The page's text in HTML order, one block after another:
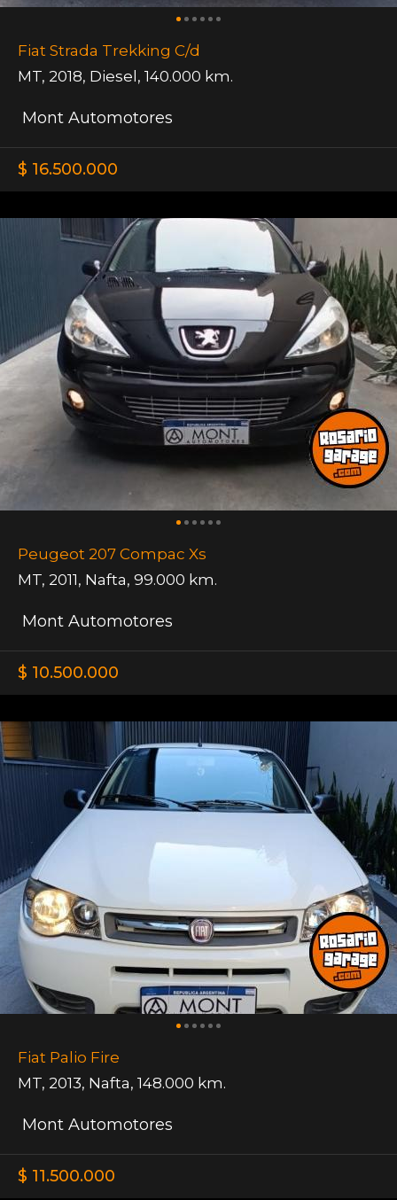
Fiat Strada Trekking C/d
MT, 2018, Diesel, 140.000 km.
Mont Automotores
$ 16.500.000
Peugeot 207 Compac Xs
MT, 2011, Nafta, 99.000 km.
Mont Automotores
$ 10.500.000
Fiat Palio Fire
MT, 2013, Nafta, 148.000 km.
Mont Automotores
$ 11.500.000